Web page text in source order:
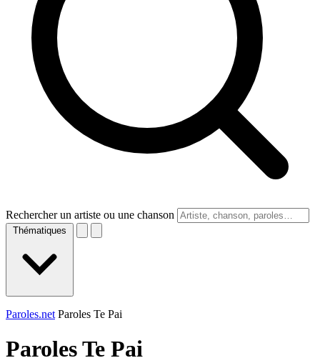
Rechercher un artiste ou une chanson
Thématiques
Paroles.net Paroles Te Pai
ParolesTe Pai